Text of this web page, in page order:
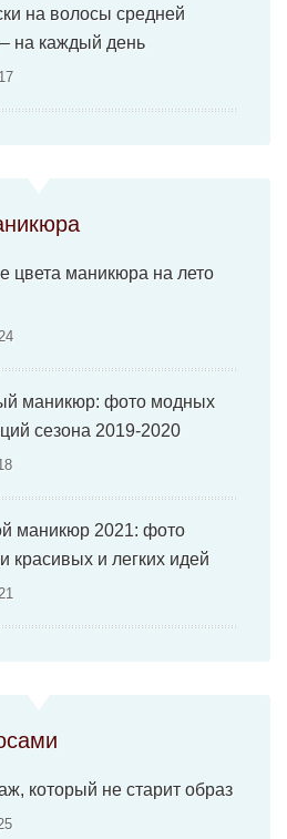
на волосы средней
на каждый день
цвета маникюра на лето
маникюр: фото модных
сезона 2019-2020
маникюр 2021: фото
красивых и легких идей
который не старит образ